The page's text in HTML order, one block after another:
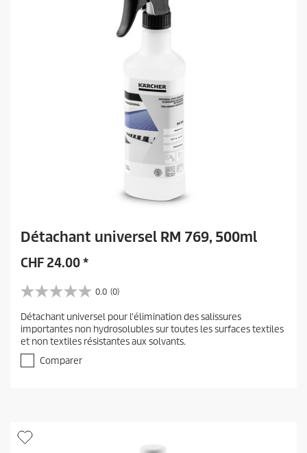
Détachant universel RM 769, 500ml
CHF 24.00*
0.0 (0)
0
0
s
u
5
l
e
Détachant universel pour l'élimination des salissures
importantes non hydrosolubles sur toutes les surfaces textiles
et non textiles résistantes aux solvants.
Comparer